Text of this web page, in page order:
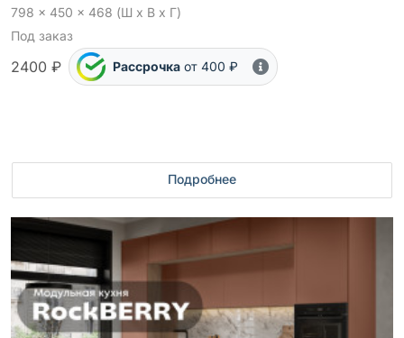
798 x 450 x 468 (Ш x В x Г)
Под заказ
2400 ₽ Рассрочка от 400 ₽
Подробнее